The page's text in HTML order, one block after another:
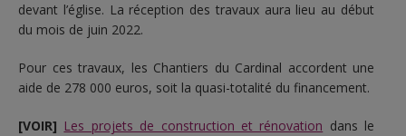
devant l’église. La réception des travaux aura lieu au début
du mois de juin 2022.
Pour ces travaux, les Chantiers du Cardinal accordent une
aide de 278 000 euros, soit la quasi-totalité du financement.
[VOIR] Les projets de construction et rénovation dans le